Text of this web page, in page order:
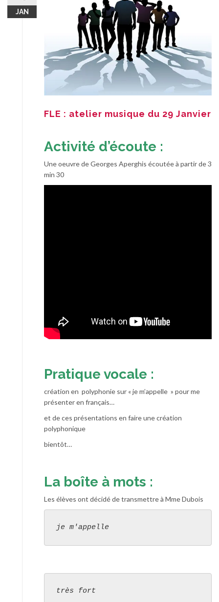
JAN
FLE : atelier musique du 29 Janvier
Activité d’écoute :
Une oeuvre de Georges Aperghis écoutée à partir de 3
min 30
Pratique vocale :
création en polyphonie sur « je m’appelle » pour me
présenter en français…
et de ces présentations en faire une création
polyphonique
bientôt…
La boîte à mots :
Les élèves ont décidé de transmettre à Mme Dubois
je m'appelle
très fort